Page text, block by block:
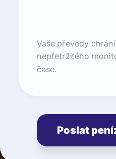
Vaše převody
nepřetržitého
čase.
Poslat